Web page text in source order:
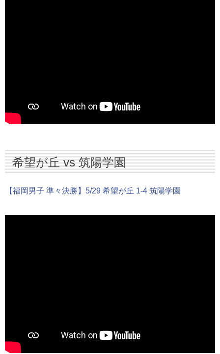
希望が丘 vs 筑陽学園
【福岡男子 準々決勝】5/29 希望が丘 1-4 筑陽学園